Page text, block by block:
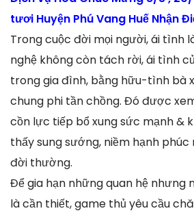
tươi Huyện Phú Vang Huế Nhận
Trong cuộc đời mọi người, ái tình
nghệ không còn tách rời, ái tình
trong gia đình, bằng hữu-tình bà
chung phi tần chồng. Đó được
cồn lực tiếp bổ xung sức mạnh &
thấy sung sướng, niềm hạnh phúc
đời thường.
Để gia hạn những quan hệ nhưng
là cần thiết, game thủ yêu cầu